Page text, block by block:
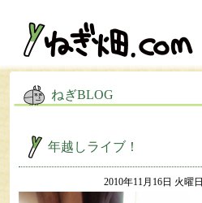
ねぎBLOG
年越しライブ！
2010年11月16日 火曜日